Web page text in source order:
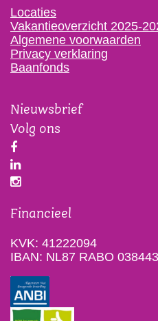
Locaties
Vakantieoverzicht 2025-
Algemene voorwaarden
Privacy verklaring
Baanfonds
Nieuwsbrief
Volg ons
Financieel
KVK: 41222094
IBAN: NL87 RABO